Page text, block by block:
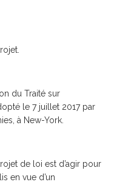
du Traité sur
le 7 juillet 2017 par
à New-York.
de loi est d’agir pour
en vue d’un